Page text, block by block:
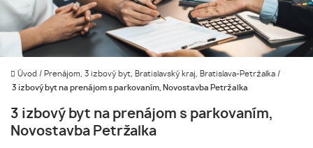
Úvod / Prenájom, 3 izbový byt, Bratislavský kraj, Bratislava-Petržalka /
3 izbový byt na prenájom s parkovaním, Novostavba Petržalka
3 izbový byt na prenájom s parkovaním,
Novostavba Petržalka